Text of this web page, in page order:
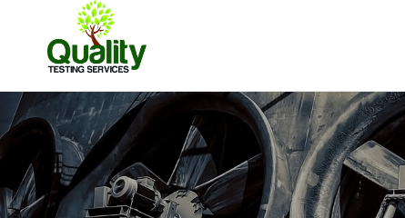
Services